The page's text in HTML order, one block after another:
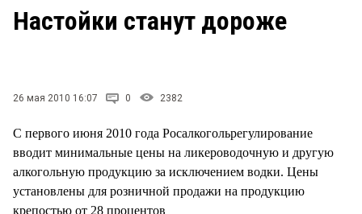
ЗАКОН
ПРОИСШЕСТВИЯ
СТИЛЬ ЖИЗНИ
Рейтинги
Настойки станут дороже
26 мая 2010 16:07 0 2382
С первого июня 2010 года Росалкогольрегулирование
вводит минимальные цены на ликероводочную и другую
алкогольную продукцию за исключением водки. Цены
установлены для розничной продажи на продукцию
крепостью от 28 процентов